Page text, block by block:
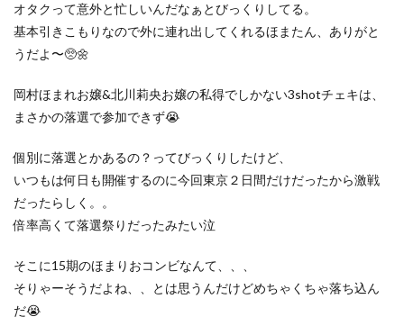
オタクって意外と忙しいんだなぁとびっくりしてる。
基本引きこもりなので外に連れ出してくれるほまたん、ありがと
うだよ〜🥺🌼
岡村ほまれお嬢&北川莉央お嬢の私得でしかない3shotチェキは、
まさかの落選で参加できず😭
個別に落選とかあるの？ってびっくりしたけど、
いつもは何日も開催するのに今回東京２日間だけだったから激戦
だったらしく。。
倍率高くて落選祭りだったみたい泣
そこに15期のほまりおコンビなんて、、、
そりゃーそうだよね、、とは思うんだけどめちゃくちゃ落ち込ん
だ😭